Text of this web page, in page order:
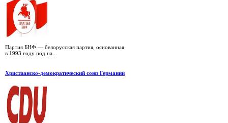
Партия БНФ — белорусская партия, основанная
в 1993 году под на...
Христианско-демократический союз Германии